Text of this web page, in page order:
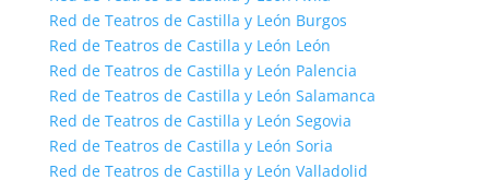
Red de Teatros de Castilla y León Burgos
Red de Teatros de Castilla y León León
Red de Teatros de Castilla y León Palencia
Red de Teatros de Castilla y León Salamanca
Red de Teatros de Castilla y León Segovia
Red de Teatros de Castilla y León Soria
Red de Teatros de Castilla y León Valladolid